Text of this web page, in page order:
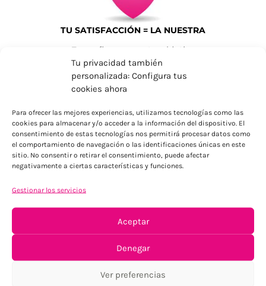
Tu privacidad también
personalizada: Configura tus
cookies ahora
Para ofrecer las mejores experiencias, utilizamos tecnologías como las
cookies para almacenar y/o acceder a la información del dispositivo. El
consentimiento de estas tecnologías nos permitirá procesar datos como
el comportamiento de navegación o las identificaciones únicas en este
sitio. No consentir o retirar el consentimiento, puede afectar
negativamente a ciertas características y funciones.
Gestionar los servicios
Aceptar
Denegar
Ver preferencias
TU SATISFACCIÓN = LA NUESTRA
Tu confianza, nuestro objetivo
ENTREGAS EN FECHA